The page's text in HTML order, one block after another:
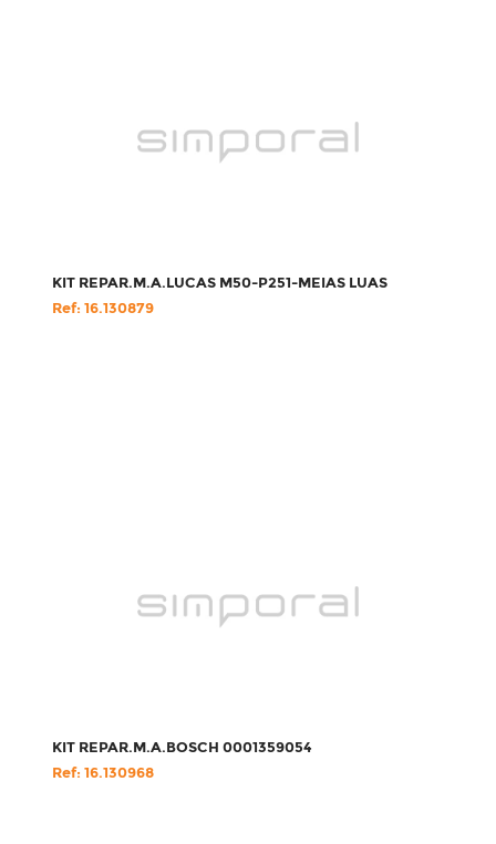
KIT REPAR.M.A.LUCAS M50-P251-MEIAS LUAS
Ref: 16.130879
KIT REPAR.M.A.BOSCH 0001359054
Ref: 16.130968